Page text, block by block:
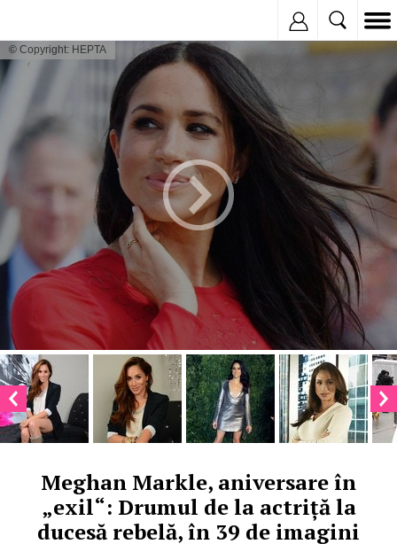
© Copyright: HEPTA
Meghan Markle, aniversare în
„exil“: Drumul de la actriță la
ducesă rebelă, în 39 de imagini